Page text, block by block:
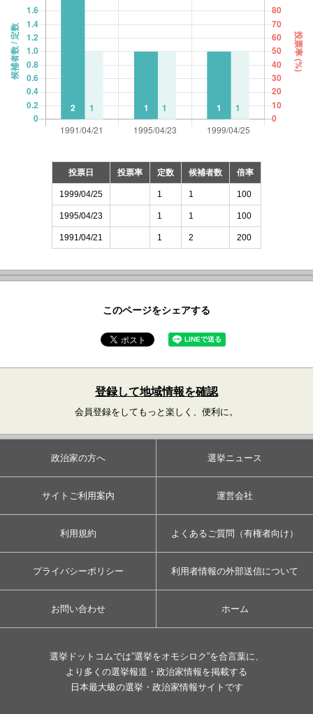
投票日 投票率 定数 候補者数 倍率
1999/04/25 1 1 100
1995/04/23 1 1 100
1991/04/21 1 2 200
このページをシェアする
登録して地域情報を確認
会員登録をしてもっと楽しく、便利に。
政治家の方へ 選挙ニュース
サイトご利用案内 運営会社
利用規約 よくあるご質問（有権者向け）
プライバシーポリシー 利用者情報の外部送信について
お問い合わせ ホーム
選挙ドットコムでは”選挙をオモシロク”を合言葉に、
より多くの選挙報道・政治家情報を掲載する
日本最大級の選挙・政治家情報サイトです